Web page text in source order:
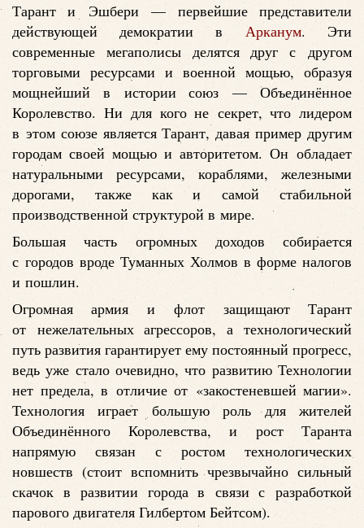
Тарант и Эшбери — первейшие представители
действующей демократии в Арканум. Эти
современные мегаполисы делятся друг с другом
торговыми ресурсами и военной мощью, образуя
мощнейший в истории союз — Объединённое
Королевство. Ни для кого не секрет, что лидером
в этом союзе является Тарант, давая пример другим
городам своей мощью и авторитетом. Он обладает
натуральными ресурсами, кораблями, железными
дорогами, также как и самой стабильной
производственной структурой в мире.
Большая часть огромных доходов собирается
с городов вроде Туманных Холмов в форме налогов
и пошлин.
Огромная армия и флот защищают Тарант
от нежелательных агрессоров, а технологический
путь развития гарантирует ему постоянный прогресс,
ведь уже стало очевидно, что развитию Технологии
нет предела, в отличие от «закостеневшей магии».
Технология играет большую роль для жителей
Объединённого Королевства, и рост Таранта
напрямую связан с ростом технологических
новшеств (стоит вспомнить чрезвычайно сильный
скачок в развитии города в связи с разработкой
парового двигателя Гилбертом Бейтсом).